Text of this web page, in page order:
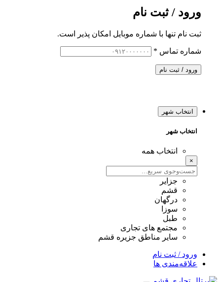
ورود / ثبت نام
ثبت نام تنها با شماره موبایل امکان پذیر است.
شماره تماس *
ورود / ثبت نام
انتخاب شهر
انتخاب شهر
انتخاب همه
×
جزایر
قشم
درگهان
سوزا
طبل
مجتمع های تجاری
سایر مناطق جزیره قشم
ورود / ثبت نام
علاقه‌مندی ها